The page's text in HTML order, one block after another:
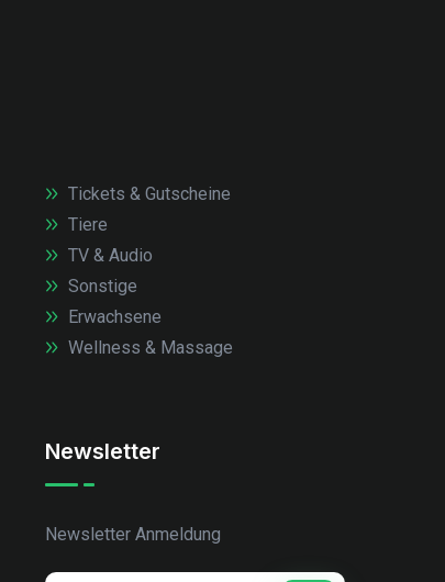
Tickets & Gutscheine
Tiere
TV & Audio
Sonstige
Erwachsene
Wellness & Massage
Newsletter
Newsletter Anmeldung